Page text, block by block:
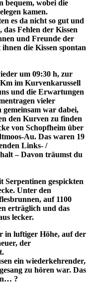
bequem, wobei die
kamen.
es da nicht so gut und
Fehlen der Kissen
und Freunde der
die Kissen spontan
um 09:30 h, zur
im Kurvenkarussell
und die Erwartungen
vieler
war dabei,
den Kurven zu finden
von Schopfheim über
Au. Das waren 19
Links- /
– Davon träumst du
gespickten
Unter den
auf 1100
erträglich und das
lecker.
in luftiger Höhe, auf der
der
ein wiederkehrender,
zu hören war. Das
?